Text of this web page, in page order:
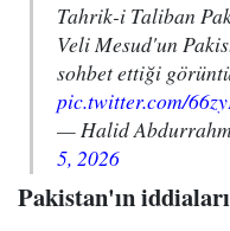
Tahrik-i Taliban
Veli Mesud'un
sohbet ettiği
pic.twitter.com/
— Halid
5, 2026
Pakistan'ın